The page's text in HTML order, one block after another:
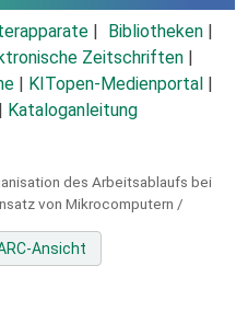
Bibliotheken
Zeitschriften
KITopen-Medienportal
Kataloganleitung
des Arbeitsablaufs bei
von Mikrocomputern /
Ansicht